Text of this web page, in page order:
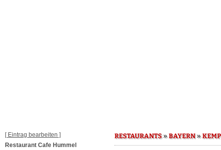
[ Eintrag bearbeiten ]
Restaurant Cafe Hummel
RESTAURANTS»BAYERN»